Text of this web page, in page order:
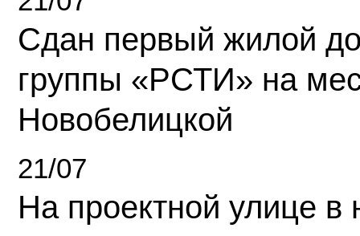
Сдан первый жилой
группы «РСТИ» на
Новобелицкой
21/07
На проектной улице